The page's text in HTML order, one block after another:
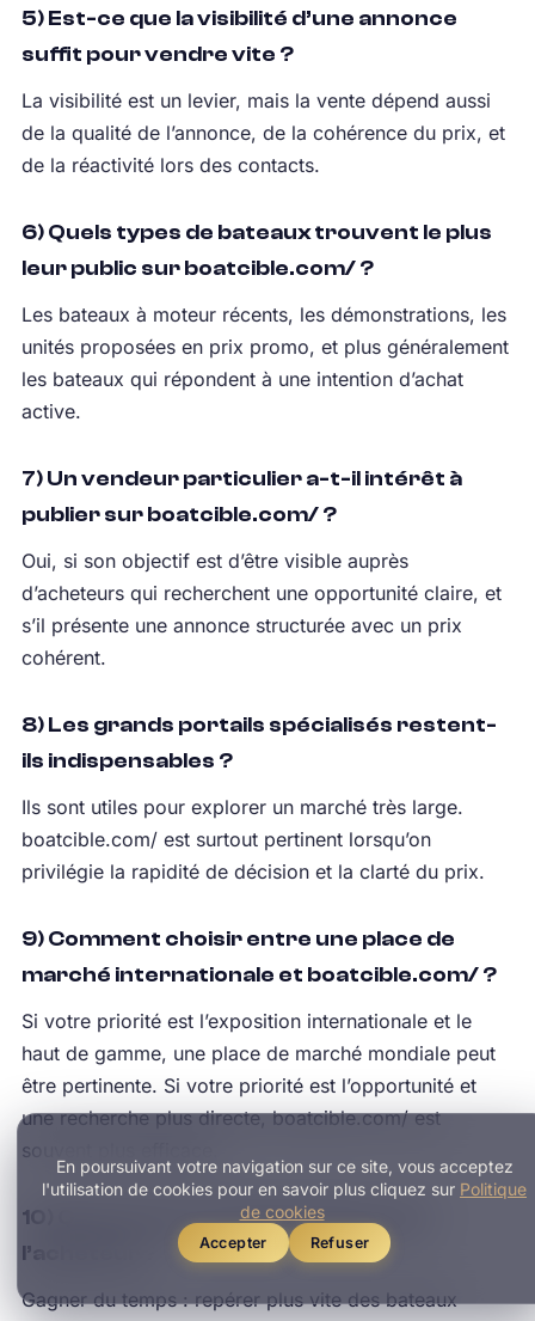
En poursuivant votre navigation sur ce site, vous acceptez
l'utilisation de cookies pour en savoir plus cliquez sur Politique
de cookies
Accepter Refuser
5) Est-ce que la visibilité d’une annonce
suffit pour vendre vite ?
La visibilité est un levier, mais la vente dépend aussi
de la qualité de l’annonce, de la cohérence du prix, et
de la réactivité lors des contacts.
6) Quels types de bateaux trouvent le plus
leur public sur boatcible.com/ ?
Les bateaux à moteur récents, les démonstrations, les
unités proposées en prix promo, et plus généralement
les bateaux qui répondent à une intention d’achat
active.
7) Un vendeur particulier a-t-il intérêt à
publier sur boatcible.com/ ?
Oui, si son objectif est d’être visible auprès
d’acheteurs qui recherchent une opportunité claire, et
s’il présente une annonce structurée avec un prix
cohérent.
8) Les grands portails spécialisés restent-
ils indispensables ?
Ils sont utiles pour explorer un marché très large.
boatcible.com/ est surtout pertinent lorsqu’on
privilégie la rapidité de décision et la clarté du prix.
9) Comment choisir entre une place de
marché internationale et boatcible.com/ ?
Si votre priorité est l’exposition internationale et le
haut de gamme, une place de marché mondiale peut
être pertinente. Si votre priorité est l’opportunité et
une recherche plus directe, boatcible.com/ est
souvent plus efficace.
10) Quel est le principal bénéfice pour
l’acheteur ?
Gagner du temps : repérer plus vite des bateaux